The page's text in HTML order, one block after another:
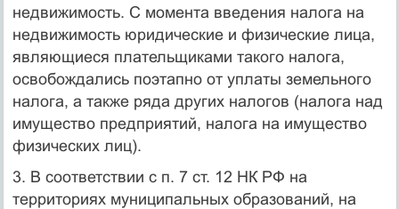
недвижимость. С момента введения налога на
недвижимость юридические и физические лица,
являющиеся плательщиками такого налога,
освобождались поэтапно от уплаты земельного
налога, а также ряда других налогов (налога над
имущество предприятий, налога на имущество
физических лиц).
3. В соответствии с п. 7 ст. 12 НК РФ на
территориях муници­пальных образований, на